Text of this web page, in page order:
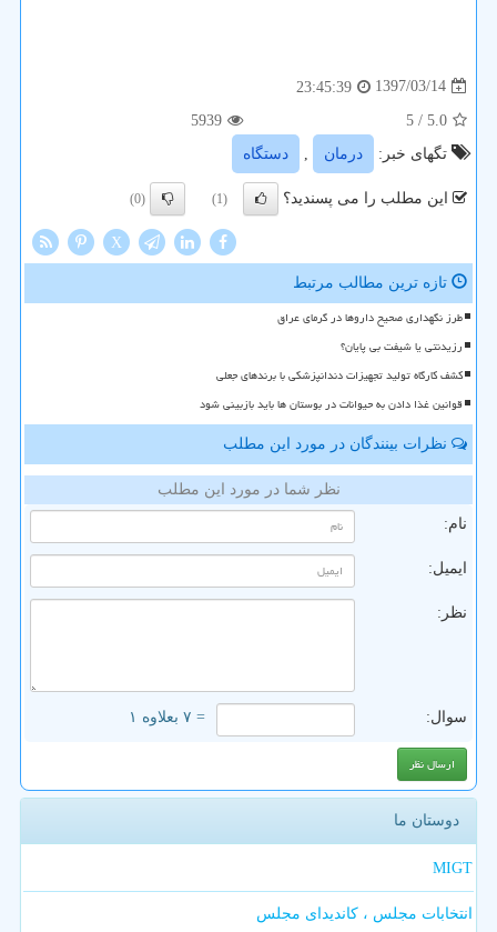
1397/03/14
23:45:39
5.0
/ 5
5939
تگهای خبر:
درمان دستگاه
این مطلب را می پسندید؟ (1)
(0)
X
تازه ترین مطالب مرتبط
طرز نگهداری صحیح داروها در گرمای عراق
رزیدنتی یا شیفت بی پایان؟
کشف کارگاه تولید تجهیزات دندانپزشکی با برندهای جعلی
قوانین غذا دادن به حیوانات در بوستان ها باید بازبینی شود
نظرات بینندگان در مورد این مطلب
نظر شما در مورد این مطلب
نام:
ایمیل:
نظر:
سوال: = ۷ بعلاوه ۱
دوستان ما
MIGT
انتخابات مجلس ، کاندیدای مجلس